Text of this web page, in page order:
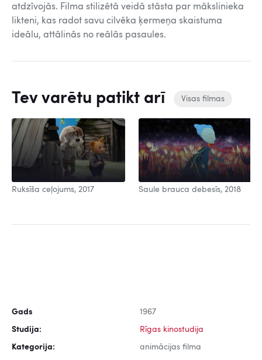
atdzīvojās. Filma stilizētā veidā stāsta par mākslinieka
likteni, kas radot savu cilvēka ķermeņa skaistuma
ideālu, attālinās no reālās pasaules.
Tev varētu patikt arī Visas filmas
Ruksīša ceļojums, 2017 Saule brauca debesīs, 2018
Gads 1967
Studija: Rīgas kinostudija
Kategorija: animācijas filma